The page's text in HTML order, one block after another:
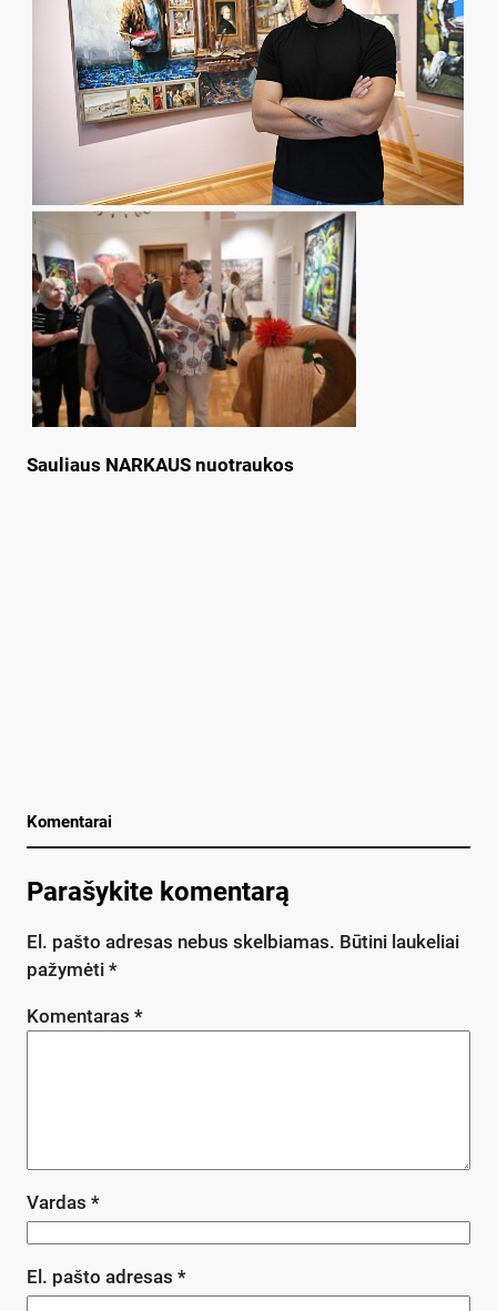
Sauliaus NARKAUS nuotraukos
Komentarai
Parašykite komentarą
El. pašto adresas nebus skelbiamas. Būtini laukeliai
pažymėti *
Komentaras *
Vardas *
El. pašto adresas *